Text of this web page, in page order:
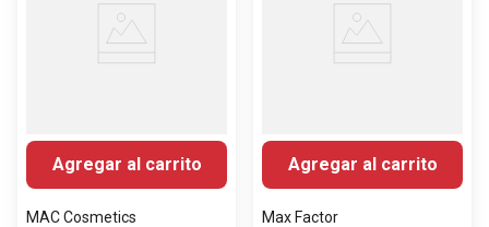
Agregar al carrito
MAC Cosmetics
Agregar al carrito
Max Factor